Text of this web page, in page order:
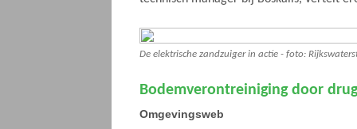
De elektrische zandzuiger in actie - foto:
Bodemverontreiniging door
Omgevingsweb